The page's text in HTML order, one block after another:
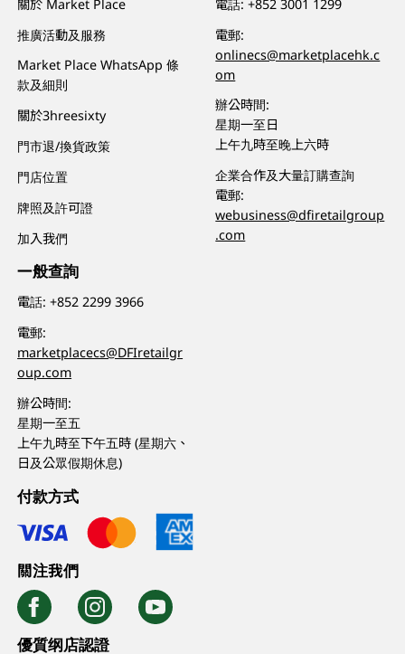
關於 Market Place
推廣活動及服務
Market Place WhatsApp 條
款及細則
關於3hreesixty
門市退/換貨政策
門店位置
牌照及許可證
加入我們
一般查詢
電話:+852 2299 3966
電郵:
marketplacecs@DFIretailgr
oup.com
辦公時間:
星期一至五
上午九時至下午五時 (星期六、
日及公眾假期休息)
電話:+852 3001 1299
電郵:
onlinecs@marketplacehk.c
om
辦公時間:
星期一至日
上午九時至晚上六時
企業合作及大量訂購查詢
電郵:
webusiness@dfiretailgroup
.com
付款方式
關注我們
優質纲店認證